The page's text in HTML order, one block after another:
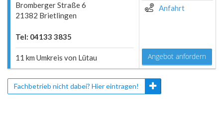
Bromberger Straße 6
21382 Brietlingen
Tel: 04133 3835
11 km Umkreis von Lütau
Anfahrt
Angebot anfordern
Fachbetrieb nicht dabei? Hier eintragen!